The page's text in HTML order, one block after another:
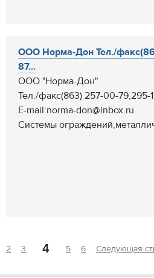
ООО Норма-Дон Тел./
87...
ООО "Норма-Дон"
Тел./факс(863) 257-00-79,295-
E-mail:norma-don@inbox.ru
Системы
2 3 4 5 6 Следующая